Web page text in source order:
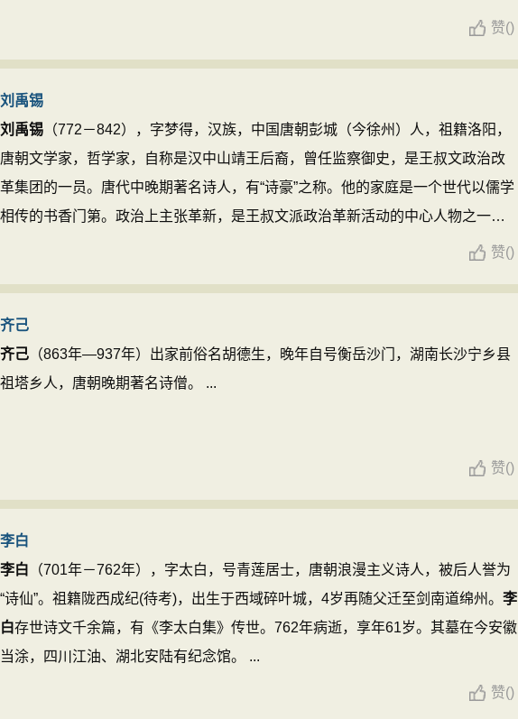
富，达35部，400多卷，且大多数学术著作用力极深。其主要著作有：《鲒埼亭
赞()
刘禹锡
刘禹锡 （772－842），字梦得，汉族，中国唐朝彭城（今徐州）人，祖籍洛阳，
唐朝文学家，哲学家，自称是汉中山靖王后裔，曾任监察御史，是王叔文政治改
革集团的一员。唐代中晚期著名诗人，有“诗豪”之称。他的家庭是一个世代以儒学
相传的书香门第。政治上主张革新，是王叔文派政治革新活动的中心人物之一。
后来永贞革新失败被贬为朗州司马（今湖南常德）。据湖南常德历史学家、收藏
赞()
齐己
齐己 （863年—937年）出家前俗名胡德生，晚年自号衡岳沙门，湖南长沙宁乡县
祖塔乡人，唐朝晚期著名诗僧。 ...
赞()
李白
李白 （701年－762年），字太白，号青莲居士，唐朝浪漫主义诗人，被后人誉为
“诗仙”。祖籍陇西成纪(待考)，出生于西域碎叶城，4岁再随父迁至剑南道绵州。 李
白存世诗文千余篇，有《李太白集》传世。762年病逝，享年61岁。其墓在今安徽
当涂，四川江油、湖北安陆有纪念馆。 ...
赞()